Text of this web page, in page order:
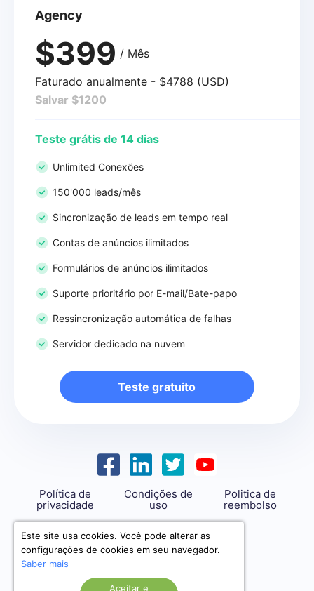
Agency
$399 / Mês
Faturado anualmente - $4788 (USD)
Salvar $1200
Teste grátis de 14 dias
Unlimited Conexões
150'000 leads/mês
Sincronização de leads em tempo real
Contas de anúncios ilimitados
Formulários de anúncios ilimitados
Suporte prioritário por E-mail/Bate-papo
Ressincronização automática de falhas
Servidor dedicado na nuvem
Teste gratuito
Política de
privacidade
Condições de
uso
Politica de
reembolso
support@savemyleads.com
Este site usa cookies. Você pode alterar as
configurações de cookies em seu navegador.
Saber mais
Aceitar e